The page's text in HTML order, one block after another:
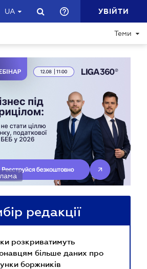
UA УВІЙТИ
Теми
редакції
розкриватимуть
більше даних про
боржників